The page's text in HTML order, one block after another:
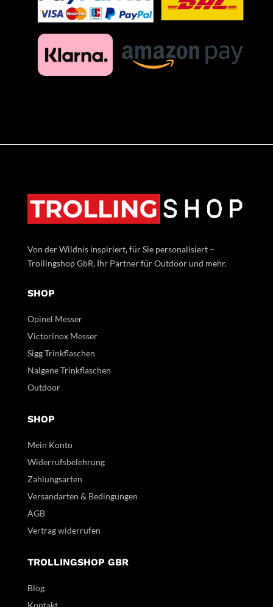
Von der Wildnis inspiriert, für Sie personalisiert –
Trollingshop GbR, Ihr Partner für Outdoor und mehr.
SHOP
Opinel Messer
Victorinox Messer
Sigg Trinkflaschen
Nalgene Trinkflaschen
Outdoor
SHOP
Mein Konto
Widerrufsbelehrung
Zahlungsarten
Versandarten & Bedingungen
AGB
Vertrag widerrufen
TROLLINGSHOP GBR
Blog
Kontakt